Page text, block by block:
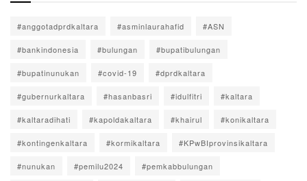
#anggotadprdkaltara #asminlaurahafid #ASN
#bankindonesia #bulungan #bupatibulungan
#bupatinunukan #covid-19 #dprdkaltara
#gubernurkaltara #hasanbasri #idulfitri #kaltara
#kaltaradihati #kapoldakaltara #khairul #konikaltara
#kontingenkaltara #kormikaltara #KPwBIprovinsikaltara
#nunukan #pemilu2024 #pemkabbulungan